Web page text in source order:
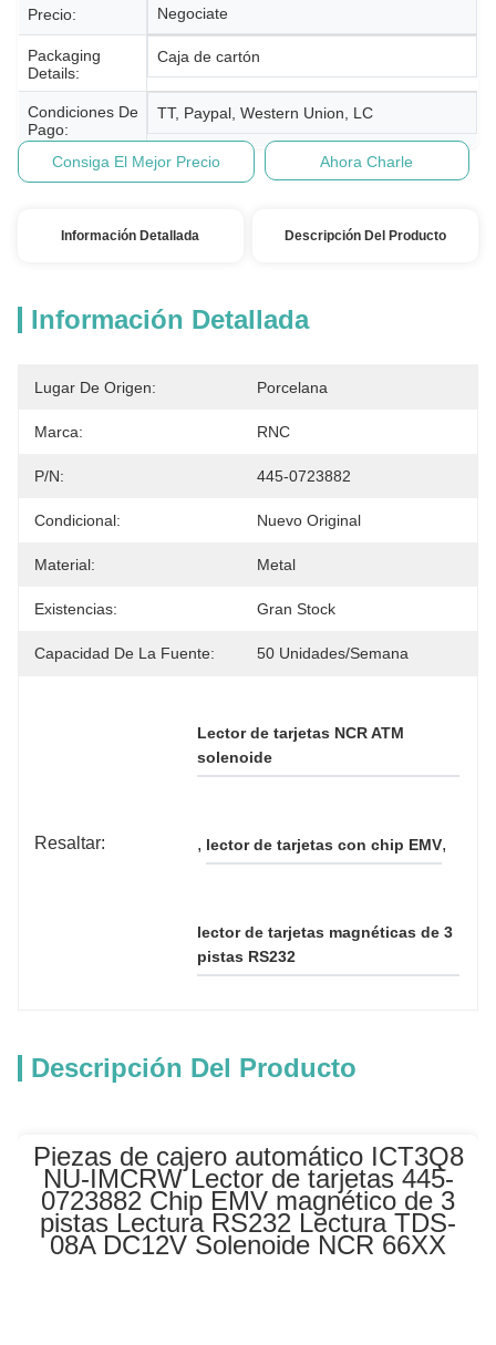
Precio: Negociate
Packaging
Details:
Caja de cartón
Condiciones De
Pago:
TT, Paypal, Western Union, LC
Consiga El Mejor Precio Ahora Charle
Información Detallada Descripción Del Producto
Información Detallada
Lugar De Origen: Porcelana
Marca: RNC
P/N: 445-0723882
Condicional: Nuevo Original
Material: Metal
Existencias: Gran Stock
Capacidad De La Fuente: 50 Unidades/semana
Resaltar:
Lector de tarjetas NCR ATM
solenoide
, lector de tarjetas con chip EMV,
lector de tarjetas magnéticas de 3
pistas RS232
Descripción Del Producto
Piezas de cajero automático ICT3Q8
NU-IMCRW Lector de tarjetas 445-
0723882 Chip EMV magnético de 3
pistas Lectura RS232 Lectura TDS-
08A DC12V Solenoide NCR 66XX